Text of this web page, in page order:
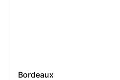
Bordeaux